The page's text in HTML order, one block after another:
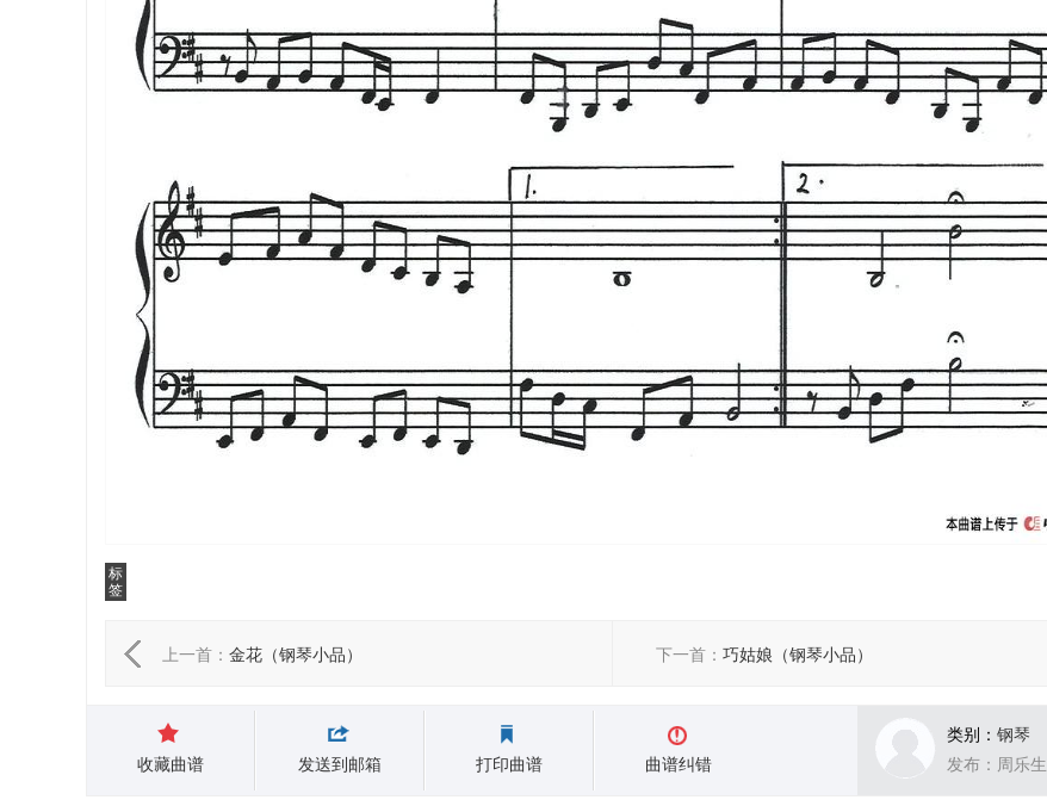
标
签
上一首： 金花（钢琴小品） 下一首： 巧姑娘（钢琴小品）
收藏曲谱 发送到邮箱 打印曲谱 曲谱纠错
类别： 钢琴
发布：周乐生